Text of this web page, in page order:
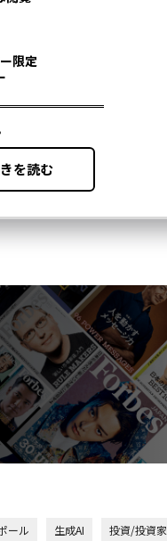
ール 生成AI
投資/投資家